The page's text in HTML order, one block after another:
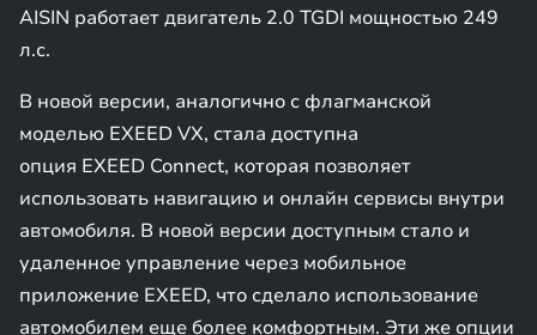
AISIN работает двигатель 2.0 TGDI мощностью 249
л.с.
В новой версии, аналогично с флагманской
моделью EXEED VX, стала доступна
опция EXEED Connect, которая позволяет
использовать навигацию и онлайн сервисы внутри
автомобиля. В новой версии доступным стало и
удаленное управление через мобильное
приложение EXEED, что сделало использование
автомобилем еще более комфортным. Эти же опции